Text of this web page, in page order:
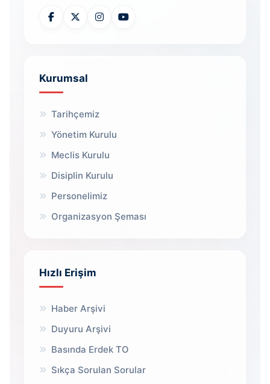
Kurumsal
Tarihçemiz
Yönetim Kurulu
Meclis Kurulu
Disiplin Kurulu
Personelimiz
Organizasyon Şeması
Hızlı Erişim
Haber Arşivi
Duyuru Arşivi
Basında Erdek TO
Sıkça Sorulan Sorular